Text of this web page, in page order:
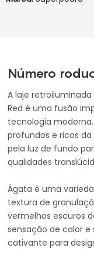
Número
A laje
Red é uma fusão
tecnologia
profundos e ricos
pela luz de fundo
qualidades
Ágata é uma
textura de
vermelhos escuros
sensação de calor
cativante para